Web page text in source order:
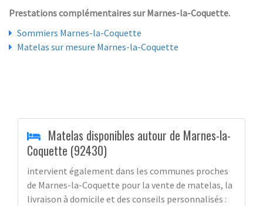
Prestations complémentaires sur Marnes-la-Coquette.
Sommiers Marnes-la-Coquette
Matelas sur mesure Marnes-la-Coquette
Matelas disponibles autour de Marnes-la-
Coquette (92430)
intervient également dans les communes proches
de Marnes-la-Coquette pour la vente de matelas, la
livraison à domicile et des conseils personnalisés :